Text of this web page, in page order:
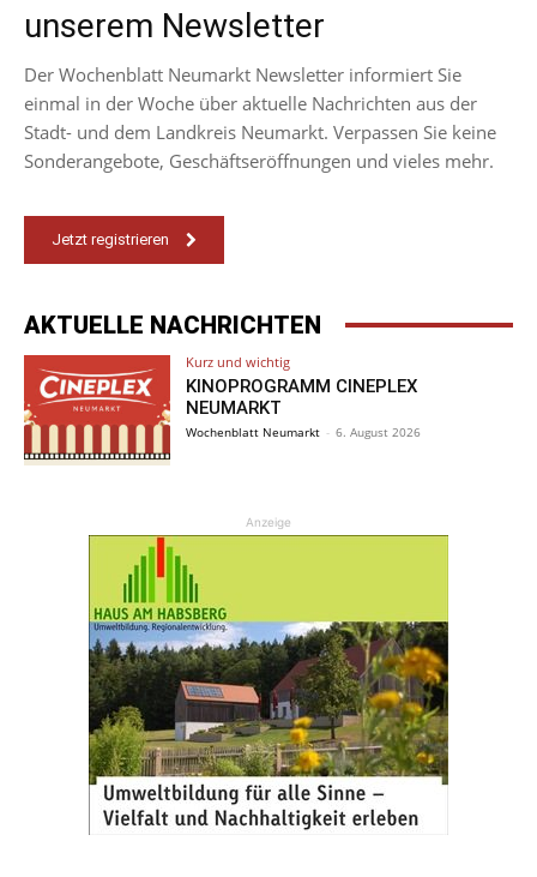
unserem Newsletter
Der Wochenblatt Neumarkt Newsletter informiert Sie
einmal in der Woche über aktuelle Nachrichten aus der
Stadt- und dem Landkreis Neumarkt. Verpassen Sie keine
Sonderangebote, Geschäftseröffnungen und vieles mehr.
Jetzt registrieren
AKTUELLE NACHRICHTEN
Kurz und wichtig
KINOPROGRAMM CINEPLEX
NEUMARKT
Wochenblatt Neumarkt - 6. August 2026
Anzeige